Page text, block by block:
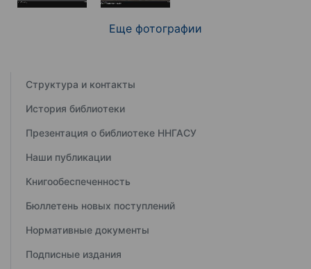
Еще фотографии
Структура и контакты
История библиотеки
Презентация о библиотеке ННГАСУ
Наши публикации
Книгообеспеченность
Бюллетень новых поступлений
Нормативные документы
Подписные издания